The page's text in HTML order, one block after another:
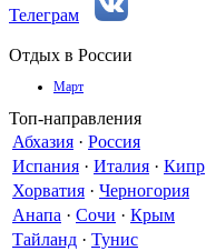
Телеграм
Отдых в России
Март
Топ-направления
Абхазия · Россия
Испания · Италия · Кипр
Хорватия · Черногория
Анапа · Сочи · Крым
Тайланд · Тунис